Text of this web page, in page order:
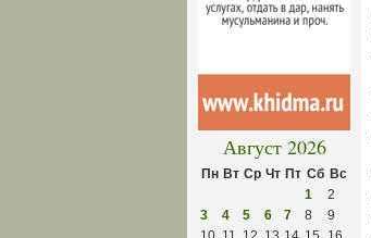
Август 2026
Пн Вт Ср Чт Пт Сб Вс
1
2
3
4 5 6 7 8
9